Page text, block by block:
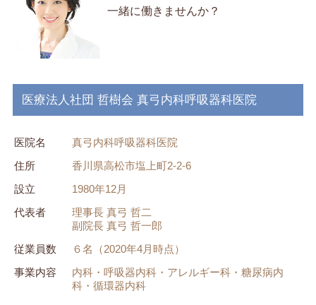
一緒に働きませんか？
医療法人社団 哲樹会 真弓内科呼吸器科医院
医院名
真弓内科呼吸器科医院
住所
香川県高松市塩上町2-2-6
設立
1980年12月
代表者
理事長 真弓 哲二
副院長 真弓 哲一郎
従業員数
６名（2020年4月時点）
事業内容
内科・呼吸器内科・アレルギー科・糖尿病内
科・循環器内科